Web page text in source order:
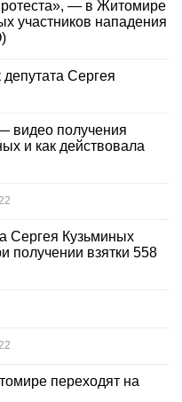
— в Житомире
участников нападения
Сергея
видео получения
и как действовала
Сергея Кузьминых
получении взятки 558
переходят на